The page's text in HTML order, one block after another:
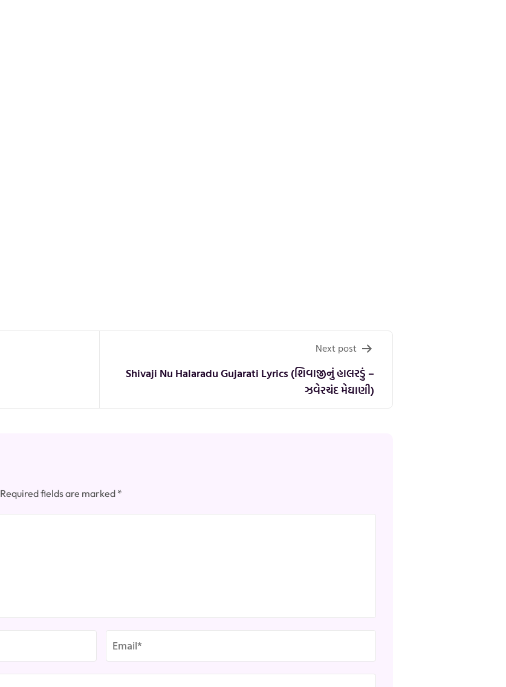
Next post
Shivaji Nu Halaradu Gujarati Lyrics (શિવાજીનું હાલરડું –
ઝવેરચંદ મેઘાણી)
Required fields are marked *